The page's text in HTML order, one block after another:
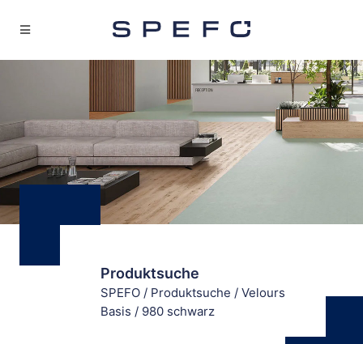
Produktsuche
SPEFO / Produktsuche / Velours
Basis / 980 schwarz